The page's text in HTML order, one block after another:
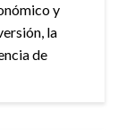
y
la
de